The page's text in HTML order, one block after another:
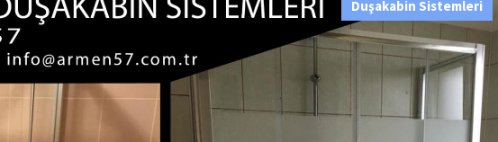
Duşakabin Sistemleri